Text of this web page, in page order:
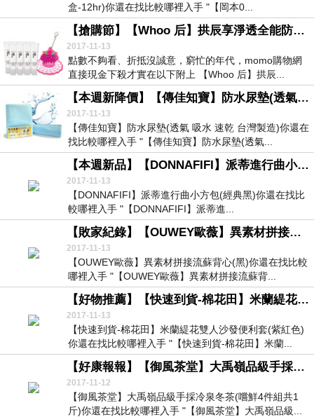
盒-12hr)你還在找比較哪裡入手 "【岡本0...
【搶購節】【Whoo 后】拱辰享淨透全能防曬乳攜帶瓶#粉紅色6ml-8(送安娜蘇好禮2選一)●搶鮮●
2017-11-13
點數不夠看、折抵沒誠意，窮忙的年代，momo購物網
直接現金下殺才實在以下附上 【Whoo 后】拱辰...
【本週新降價】【傳佳知寶】防水尿墊(透氣 吸水 速乾 台灣製造)
2017-11-13
【傳佳知寶】防水尿墊(透氣 吸水 速乾 台灣製造)你還在
找比較哪裡入手 "【傳佳知寶】防水尿墊(透氣...
【本週新品】【DONNAFIFI】派蒂進行曲小方包(經典黑)
2017-11-13
【DONNAFIFI】派蒂進行曲小方包(經典黑)你還在找比
較哪裡入手 "【DONNAFIFI】派蒂進...
【敗家紀錄】【OUWEY歐薇】異素材拼接流蘇背心(黑)
2017-11-13
【OUWEY歐薇】異素材拼接流蘇背心(黑)你還在找比較
哪裡入手 "【OUWEY歐薇】異素材拼接流蘇背...
【好物推薦】【快速到貨-棉花田】米蘭緹花雙人沙發便利套(紫紅色)
2017-11-13
【快速到貨-棉花田】米蘭緹花雙人沙發便利套(紫紅色)
你還在找比較哪裡入手 "【快速到貨-棉花田】米蘭...
【好康報報】【御風茶堂】大禹嶺品級手採冷泉冬茶(嚐鮮4件組共1斤)
2017-11-12
【御風茶堂】大禹嶺品級手採冷泉冬茶(嚐鮮4件組共1
斤)你還在找比較哪裡入手 "【御風茶堂】大禹嶺品級...